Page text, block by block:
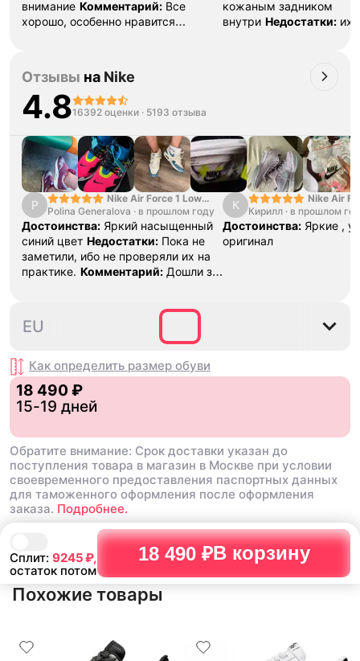
Сплит: 9245₽,
остаток потом
18 490 ₽В корзину
внимание Комментарий: Все
хорошо, особенно нравится
кожаным задником
внутри Недостатки: их
остальных текстиль
Отзывы на Nike
4.816392 оценки · 5193 отзыва
P
Nike Air Force 1 Low
College Pack White
Blue
Polina Generalova · в прошлом году
Достоинства: Яркий насыщенный
синий цвет Недостатки: Пока не
заметили, ибо не проверяли их на
практике. Комментарий: Дошли за
К
Nike Air
Yellow
Кирилл · в прошлом
Достоинства: Яркие ,
оригинал
42
EU
Как определить размер обуви
18 490 ₽
15-19 дней
Обратите внимание: Срок доставки указан до
поступления товара в магазин в Москве при условии
своевременного предоставления паспортных данных
для таможенного оформления после оформления
заказа. Подробнее.
Похожие товары